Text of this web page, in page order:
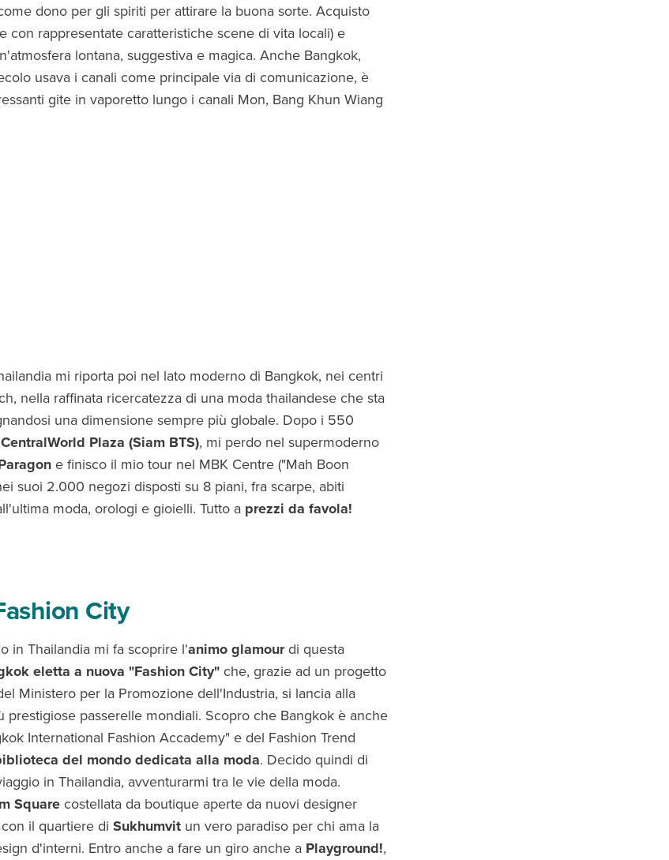
dono per gli spiriti per attirare la buona sorte. Acquisto
con rappresentate caratteristiche scene di vita locali) e
lontana, suggestiva e magica. Anche Bangkok,
usava i canali come principale via di comunicazione, è
gite in vaporetto lungo i canali Mon, Bang Khun Wiang
mi riporta poi nel lato moderno di Bangkok, nei centri
nella raffinata ricercatezza di una moda thailandese che sta
una dimensione sempre più globale. Dopo i 550
CentralWorld Plaza (Siam BTS), mi perdo nel supermoderno
e finisco il mio tour nel MBK Centre ("Mah Boon
suoi 2.000 negozi disposti su 8 piani, fra scarpe, abiti
moda, orologi e gioielli. Tutto a prezzi da favola!
City
in Thailandia mi fa scoprire l'animo glamourdi questa
eletta a nuova "Fashion City" che, grazie ad un progetto
Ministero per la Promozione dell'Industria, si lancia alla
prestigiose passerelle mondiali. Scopro che Bangkok è anche
International Fashion Accademy" e del Fashion Trend
del mondo dedicata alla moda. Decido quindi di
in Thailandia, avventurarmi tra le vie della moda.
Square costellata da boutique aperte da nuovi designer
il quartiere di Sukhumvit un vero paradiso per chi ama la
d'interni. Entro anche a fare un giro anche a Playground!,